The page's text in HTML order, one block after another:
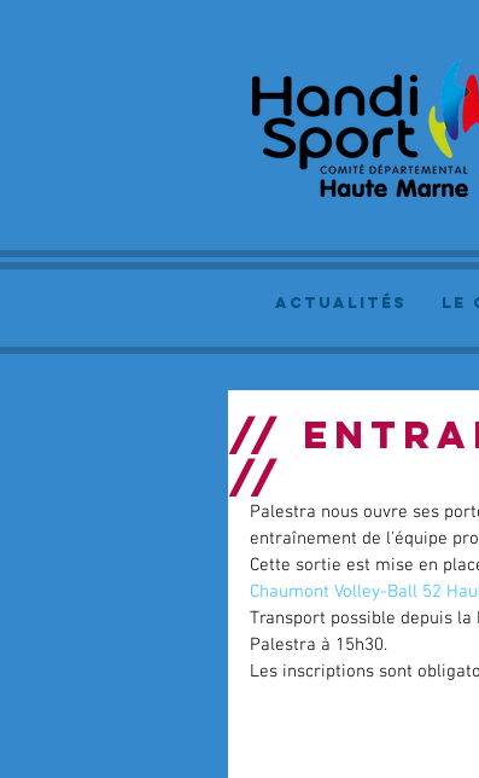
actualités le
//
//
Palestra nous ouvre ses
entraînement de l'équipe
Cette sortie est mise en
Chaumont Volley-Ball 52
Transport possible depuis la
Palestra à 15h30.
Les inscriptions sont